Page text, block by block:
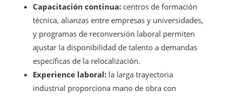
Capacitación continua: centros de formación
técnica, alianzas entre empresas y universidades,
y programas de reconversión laboral permiten
ajustar la disponibilidad de talento a demandas
específicas de la relocalización.
Experience laboral: la larga trayectoria
industrial proporciona mano de obra con